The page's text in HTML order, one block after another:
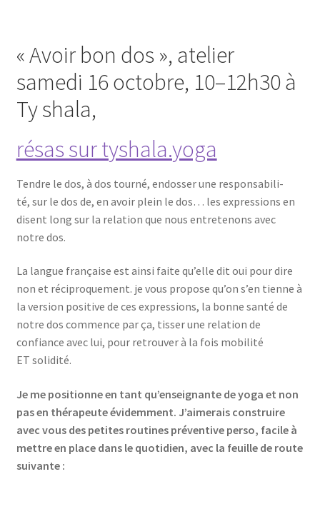
« Avoir bon dos », atelier
samedi 16 octobre, 10–12h30 à
Ty shala,
résas sur tyshala.yoga
Tendre le dos, à dos tour­né, endos­ser une res­pon­sa­bi­li­
té, sur le dos de, en avoir plein le dos… les expres­sions en
disent long sur la rela­tion que nous entre­te­nons avec
notre dos.
La langue fran­çaise est ain­si faite qu’elle dit oui pour dire
non et réci­pro­que­ment. je vous pro­pose qu’on s’en tienne à
la ver­sion posi­tive de ces expres­sions, la bonne san­té de
notre dos com­mence par ça, tis­ser une rela­tion de
confiance avec lui, pour retrou­ver à la fois mobi­li­té
ET solidité.
Je me posi­tionne en tant qu’en­sei­gnante de yoga et non
pas en thé­ra­peute évi­dem­ment. J’ai­me­rais construire
avec vous des petites rou­tines pré­ven­tive per­so, facile à
mettre en place dans le quo­ti­dien, avec la feuille de route
suivante :